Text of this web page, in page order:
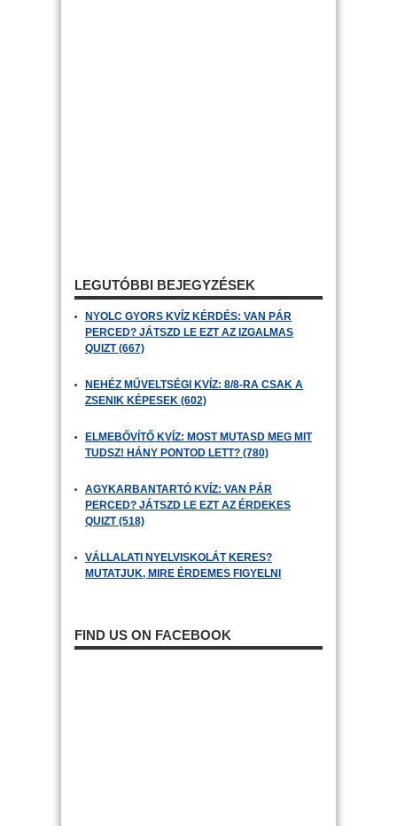
LEGUTÓBBI BEJEGYZÉSEK
NYOLC GYORS KVÍZ KÉRDÉS: VAN PÁR
PERCED? JÁTSZD LE EZT AZ IZGALMAS
QUIZT (667)
NEHÉZ MŰVELTSÉGI KVÍZ: 8/8-RA CSAK A
ZSENIK KÉPESEK (602)
ELMEBŐVÍTŐ KVÍZ: MOST MUTASD MEG MIT
TUDSZ! HÁNY PONTOD LETT? (780)
AGYKARBANTARTÓ KVÍZ: VAN PÁR
PERCED? JÁTSZD LE EZT AZ ÉRDEKES
QUIZT (518)
VÁLLALATI NYELVISKOLÁT KERES?
MUTATJUK, MIRE ÉRDEMES FIGYELNI
FIND US ON FACEBOOK